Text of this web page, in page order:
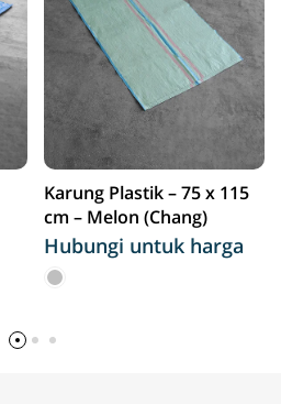
Karung Plastik – 75 x 115
cm – Melon (Chang)
Hubungi untuk harga